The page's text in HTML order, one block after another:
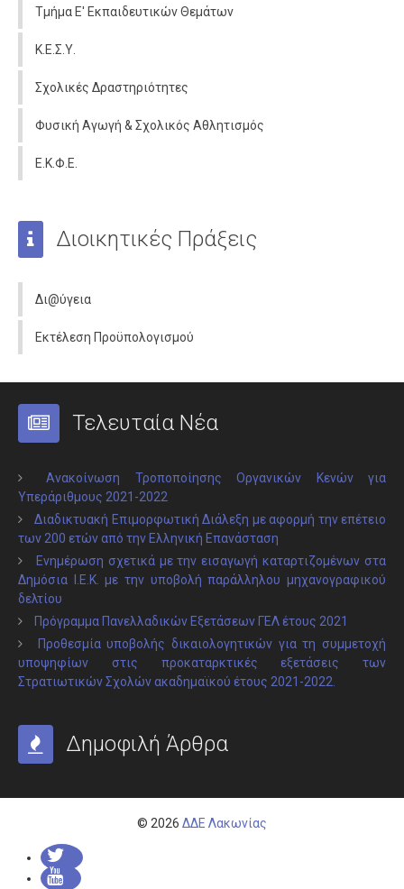
Τμήμα Ε' Εκπαιδευτικών Θεμάτων
Κ.Ε.Σ.Υ.
Σχολικές Δραστηριότητες
Φυσική Αγωγή & Σχολικός Αθλητισμός
Ε.Κ.Φ.Ε.
Διοικητικές Πράξεις
Δι@ύγεια
Εκτέλεση Προϋπολογισμού
Τελευταία Νέα
Ανακοίνωση Τροποποίησης Οργανικών Κενών για
Υπεράριθμους 2021-2022
Διαδικτυακή Επιμορφωτική Διάλεξη με αφορμή την επέτειο
των 200 ετών από την Ελληνική Επανάσταση
Ενημέρωση σχετικά με την εισαγωγή καταρτιζομένων στα
Δημόσια Ι.Ε.Κ. με την υποβολή παράλληλου μηχανογραφικού
δελτίου
Πρόγραμμα Πανελλαδικών Εξετάσεων ΓΕΛ έτους 2021
Προθεσμία υποβολής δικαιολογητικών για τη συμμετοχή
υποψηφίων στις προκαταρκτικές εξετάσεις των
Στρατιωτικών Σχολών ακαδημαϊκού έτους 2021-2022.
Δημοφιλή Άρθρα
© 2026 ΔΔΕ Λακωνίας